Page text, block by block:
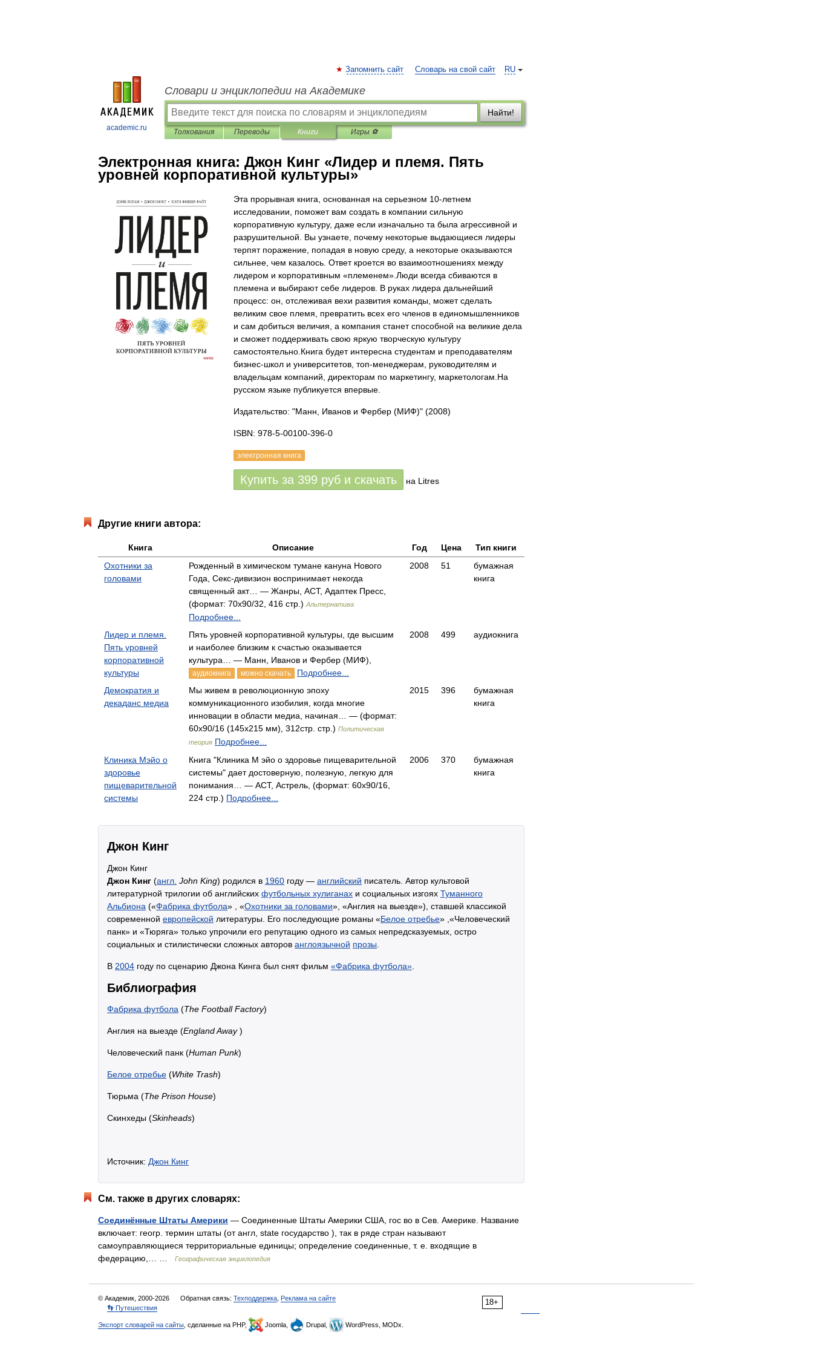
academic.ru
RU
Запомнить сайт Словарь на свой сайт
Словари и энциклопедии на Академике
Найти!
Толкования Переводы Книги Игры ⚽
Электронная книга: Джон Кинг «Лидер и племя. Пять
уровней корпоративной культуры»
Эта прорывная книга, основанная на серьезном 10-летнем
исследовании, поможет вам создать в компании сильную
корпоративную культуру, даже если изначально та была агрессивной и
разрушительной. Вы узнаете, почему некоторые выдающиеся лидеры
терпят поражение, попадая в новую среду, а некоторые оказываются
сильнее, чем казалось. Ответ кроется во взаимоотношениях между
лидером и корпоративным «племенем».Люди всегда сбиваются в
племена и выбирают себе лидеров. В руках лидера дальнейший
процесс: он, отслеживая вехи развития команды, может сделать
великим свое племя, превратить всех его членов в единомышленников
и сам добиться величия, а компания станет способной на великие дела
и сможет поддерживать свою яркую творческую культуру
самостоятельно.Книга будет интересна студентам и преподавателям
бизнес-школ и университетов, топ-менеджерам, руководителям и
владельцам компаний, директорам по маркетингу, маркетологам.На
русском языке публикуется впервые.
Издательство: "Манн, Иванов и Фербер (МИФ)" (2008)
ISBN: 978-5-00100-396-0
электронная книга
Купить за 399 руб и скачать на Litres
Другие книги автора:
Книга Описание Год Цена
Тип книги
Охотники за
головами
Рожденный в химическом тумане кануна Нового
Года, Секс-дивизион воспринимает некогда
священный акт… — Жанры, АСТ, Адаптек Пресс,
(формат: 70x90/32, 416 стр.) Альтернатива
Подробнее...
2008 51
бумажная
книга
Лидер и племя.
Пять уровней
корпоративной
культуры
Пять уровней корпоративной культуры, где высшим
и наиболее близким к счастью оказывается
культура… — Манн, Иванов и Фербер (МИФ),
аудиокнига можно скачать Подробнее...
2008 499 аудиокнига
Демократия и
декаданс медиа
Мы живем в революционную эпоху
коммуникационного изобилия, когда многие
инновации в области медиа, начиная… — (формат:
60x90/16 (145х215 мм), 312стр. стр.) Политическая
теория Подробнее...
2015 396
бумажная
книга
Клиника Мэйо о
здоровье
пищеварительной
системы
Книга "Клиника M эйо о здоровье пищеварительной
системы" дает достоверную, полезную, легкую для
понимания… — АСТ, Астрель, (формат: 60x90/16,
224 стр.) Подробнее...
2006 370
бумажная
книга
Джон Кинг
Джон Кинг
Джон Кинг (англ. John King) родился в 1960 году — английский писатель. Автор культовой
литературной трилогии об английских футбольных хулиганах и социальных изгоях Туманного
Альбиона («Фабрика футбола» , «Охотники за головами», «Англия на выезде»), ставшей классикой
современной европейской литературы. Его последующие романы «Белое отребье» ,«Человеческий
панк» и «Тюряга» только упрочили его репутацию одного из самых непредсказуемых, остро
социальных и стилистически сложных авторов англоязычной прозы
В 2004 году по сценарию Джона Кинга был снят фильм «Фабрика футбола»
Библиография
Фабрика футбола (The Football Factory)
Англия на выезде (England Away)
Человеческий панк (Human Punk)
Белое отребье (White Trash)
Тюрьма (The Prison House)
Скинхеды (Skinheads)
Источник: Джон Кинг
См. также в других словарях:
Соединённые Штаты Америки — Соединенные Штаты Америки США, гос во в Сев. Америке. Название
включает: геогр. термин штаты (от англ, state государство ), так в ряде стран называют
самоуправляющиеся территориальные единицы; определение соединенные, т. е. входящие в
федерацию,… …
Географическая энциклопедия
18+
© Академик, 2000-2026 Обратная связь: Техподдержка Реклама на сайте
👣 Путешествия
Экспорт словарей на сайты , сделанные на PHP, Joomla, Drupal, WordPress, MODx.